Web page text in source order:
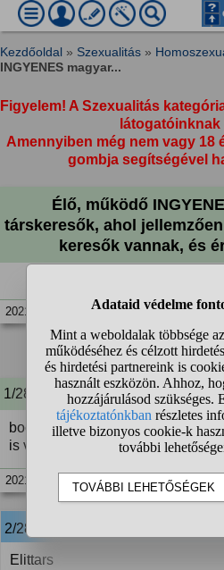
Kezdőoldal » Szexualitás »
INGYENES magyar...
Figyelem! A Szexualitás
Amennyiben még nem vagy 18
gombja segítségével
Élő, működő
társkeresők, ahol
keresők vannak, és
2021. márc. 30. 15:32
1 2 3
1/28 A kérdező kommentje:
bocsi, rossz helyre került az is.
is vannak.
2021. márc. 30. 15:33
2/28
Elittars